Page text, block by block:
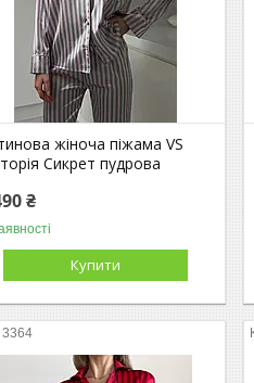
жіноча піжама VS
Сикрет пудрова
₴
Купити
3364